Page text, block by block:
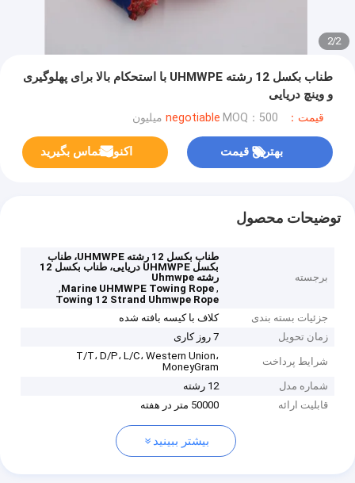
2
/
2
طناب بکسل 12 رشته UHMWPE با استحکام بالا برای پهلوگیری
و وینچ دریایی
قیمت：negotiable MOQ：500 میلیون
بهترین قیمت اکنون تماس بگیرید
توضیحات محصول
برجسته
طناب بکسل 12 رشته UHMWPE، طناب
بکسل UHMWPE دریایی، طناب بکسل 12
رشته Uhmwpe
,
Marine UHMWPE Towing Rope
,
Towing 12 Strand Uhmwpe Rope
جزئیات بسته بندی
کلاف با کیسه بافته شده
زمان تحویل
7 روز کاری
شرایط پرداخت
T/T، D/P، L/C، Western Union،
MoneyGram
شماره مدل
12 رشته
قابلیت ارائه
50000 متر در هفته
بیشتر ببینید